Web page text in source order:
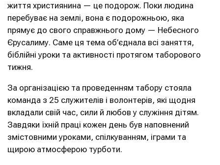
життя християнина — це подорож. Поки людина
перебуває на землі, вона є подорожньою, яка
прямує до свого справжнього дому — Небесного
Єрусалиму. Саме ця тема об’єднала всі заняття,
біблійні уроки та активності протягом таборового
тижня.
За організацією та проведенням табору стояла
команда з 25 служителів і волонтерів, які щодня
вкладали свій час, сили й любов у служіння дітям.
Завдяки їхній праці кожен день був наповнений
змістовними уроками, спілкуванням, іграми та
щирою атмосферою турботи.